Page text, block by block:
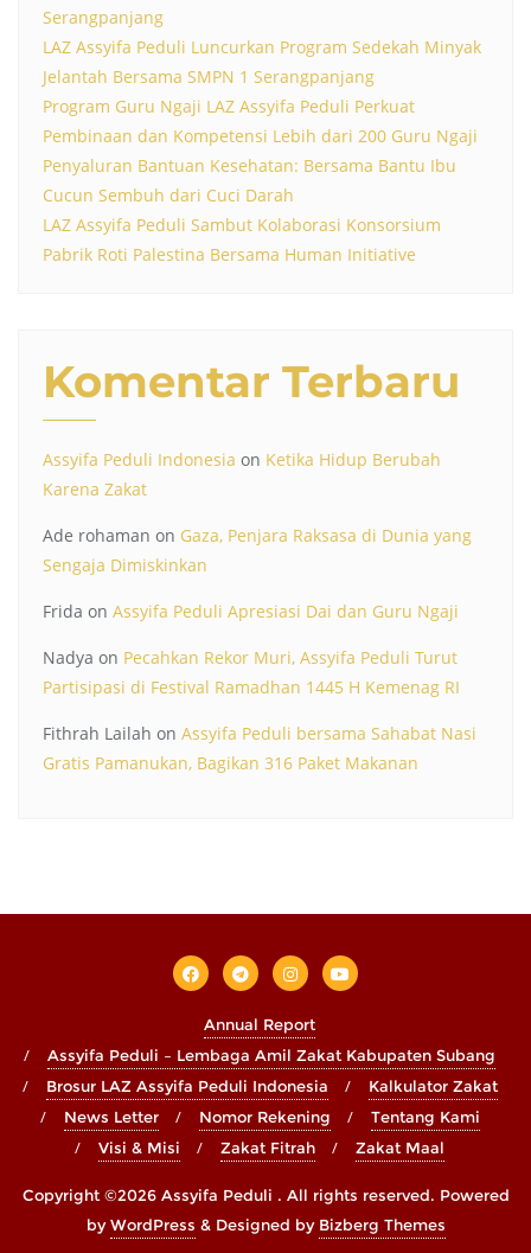
Serangpanjang
LAZ Assyifa Peduli Luncurkan Program Sedekah Minyak
Jelantah Bersama SMPN 1 Serangpanjang
Program Guru Ngaji LAZ Assyifa Peduli Perkuat
Pembinaan dan Kompetensi Lebih dari 200 Guru Ngaji
Penyaluran Bantuan Kesehatan: Bersama Bantu Ibu
Cucun Sembuh dari Cuci Darah
LAZ Assyifa Peduli Sambut Kolaborasi Konsorsium
Pabrik Roti Palestina Bersama Human Initiative
Komentar Terbaru
Assyifa Peduli Indonesia on Ketika Hidup Berubah
Karena Zakat
Ade rohaman on Gaza, Penjara Raksasa di Dunia yang
Sengaja Dimiskinkan
Frida on Assyifa Peduli Apresiasi Dai dan Guru Ngaji
Nadya on Pecahkan Rekor Muri, Assyifa Peduli Turut
Partisipasi di Festival Ramadhan 1445 H Kemenag RI
Fithrah Lailah on Assyifa Peduli bersama Sahabat Nasi
Gratis Pamanukan, Bagikan 316 Paket Makanan
Annual Report
Assyifa Peduli – Lembaga Amil Zakat Kabupaten Subang
Brosur LAZ Assyifa Peduli Indonesia
Kalkulator Zakat
News Letter
Nomor Rekening
Tentang Kami
Visi & Misi
Zakat Fitrah Zakat Maal
Copyright ©2026 Assyifa Peduli . All rights reserved. Powered
byWordPress & Designed by Bizberg Themes